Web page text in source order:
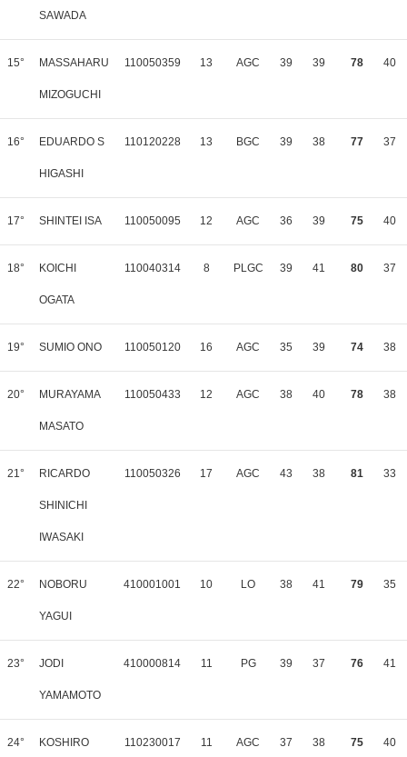
SAWADA
15° MASSAHARU
MIZOGUCHI
110050359 13 AGC 39 39 78 40
16° EDUARDO S
HIGASHI
110120228 13 BGC 39 38 77 37
17° SHINTEI ISA 110050095 12 AGC 36 39 75 40
18° KOICHI
OGATA
110040314 8 PLGC 39 41 80 37
19° SUMIO ONO 110050120 16 AGC 35 39 74 38
20° MURAYAMA
MASATO
110050433 12 AGC 38 40 78 38
21° RICARDO
SHINICHI
IWASAKI
110050326 17 AGC 43 38 81 33
22° NOBORU
YAGUI
410001001 10 LO 38 41 79 35
23° JODI
YAMAMOTO
410000814 11 PG 39 37 76 41
24° KOSHIRO 110230017 11 AGC 37 38 75 40